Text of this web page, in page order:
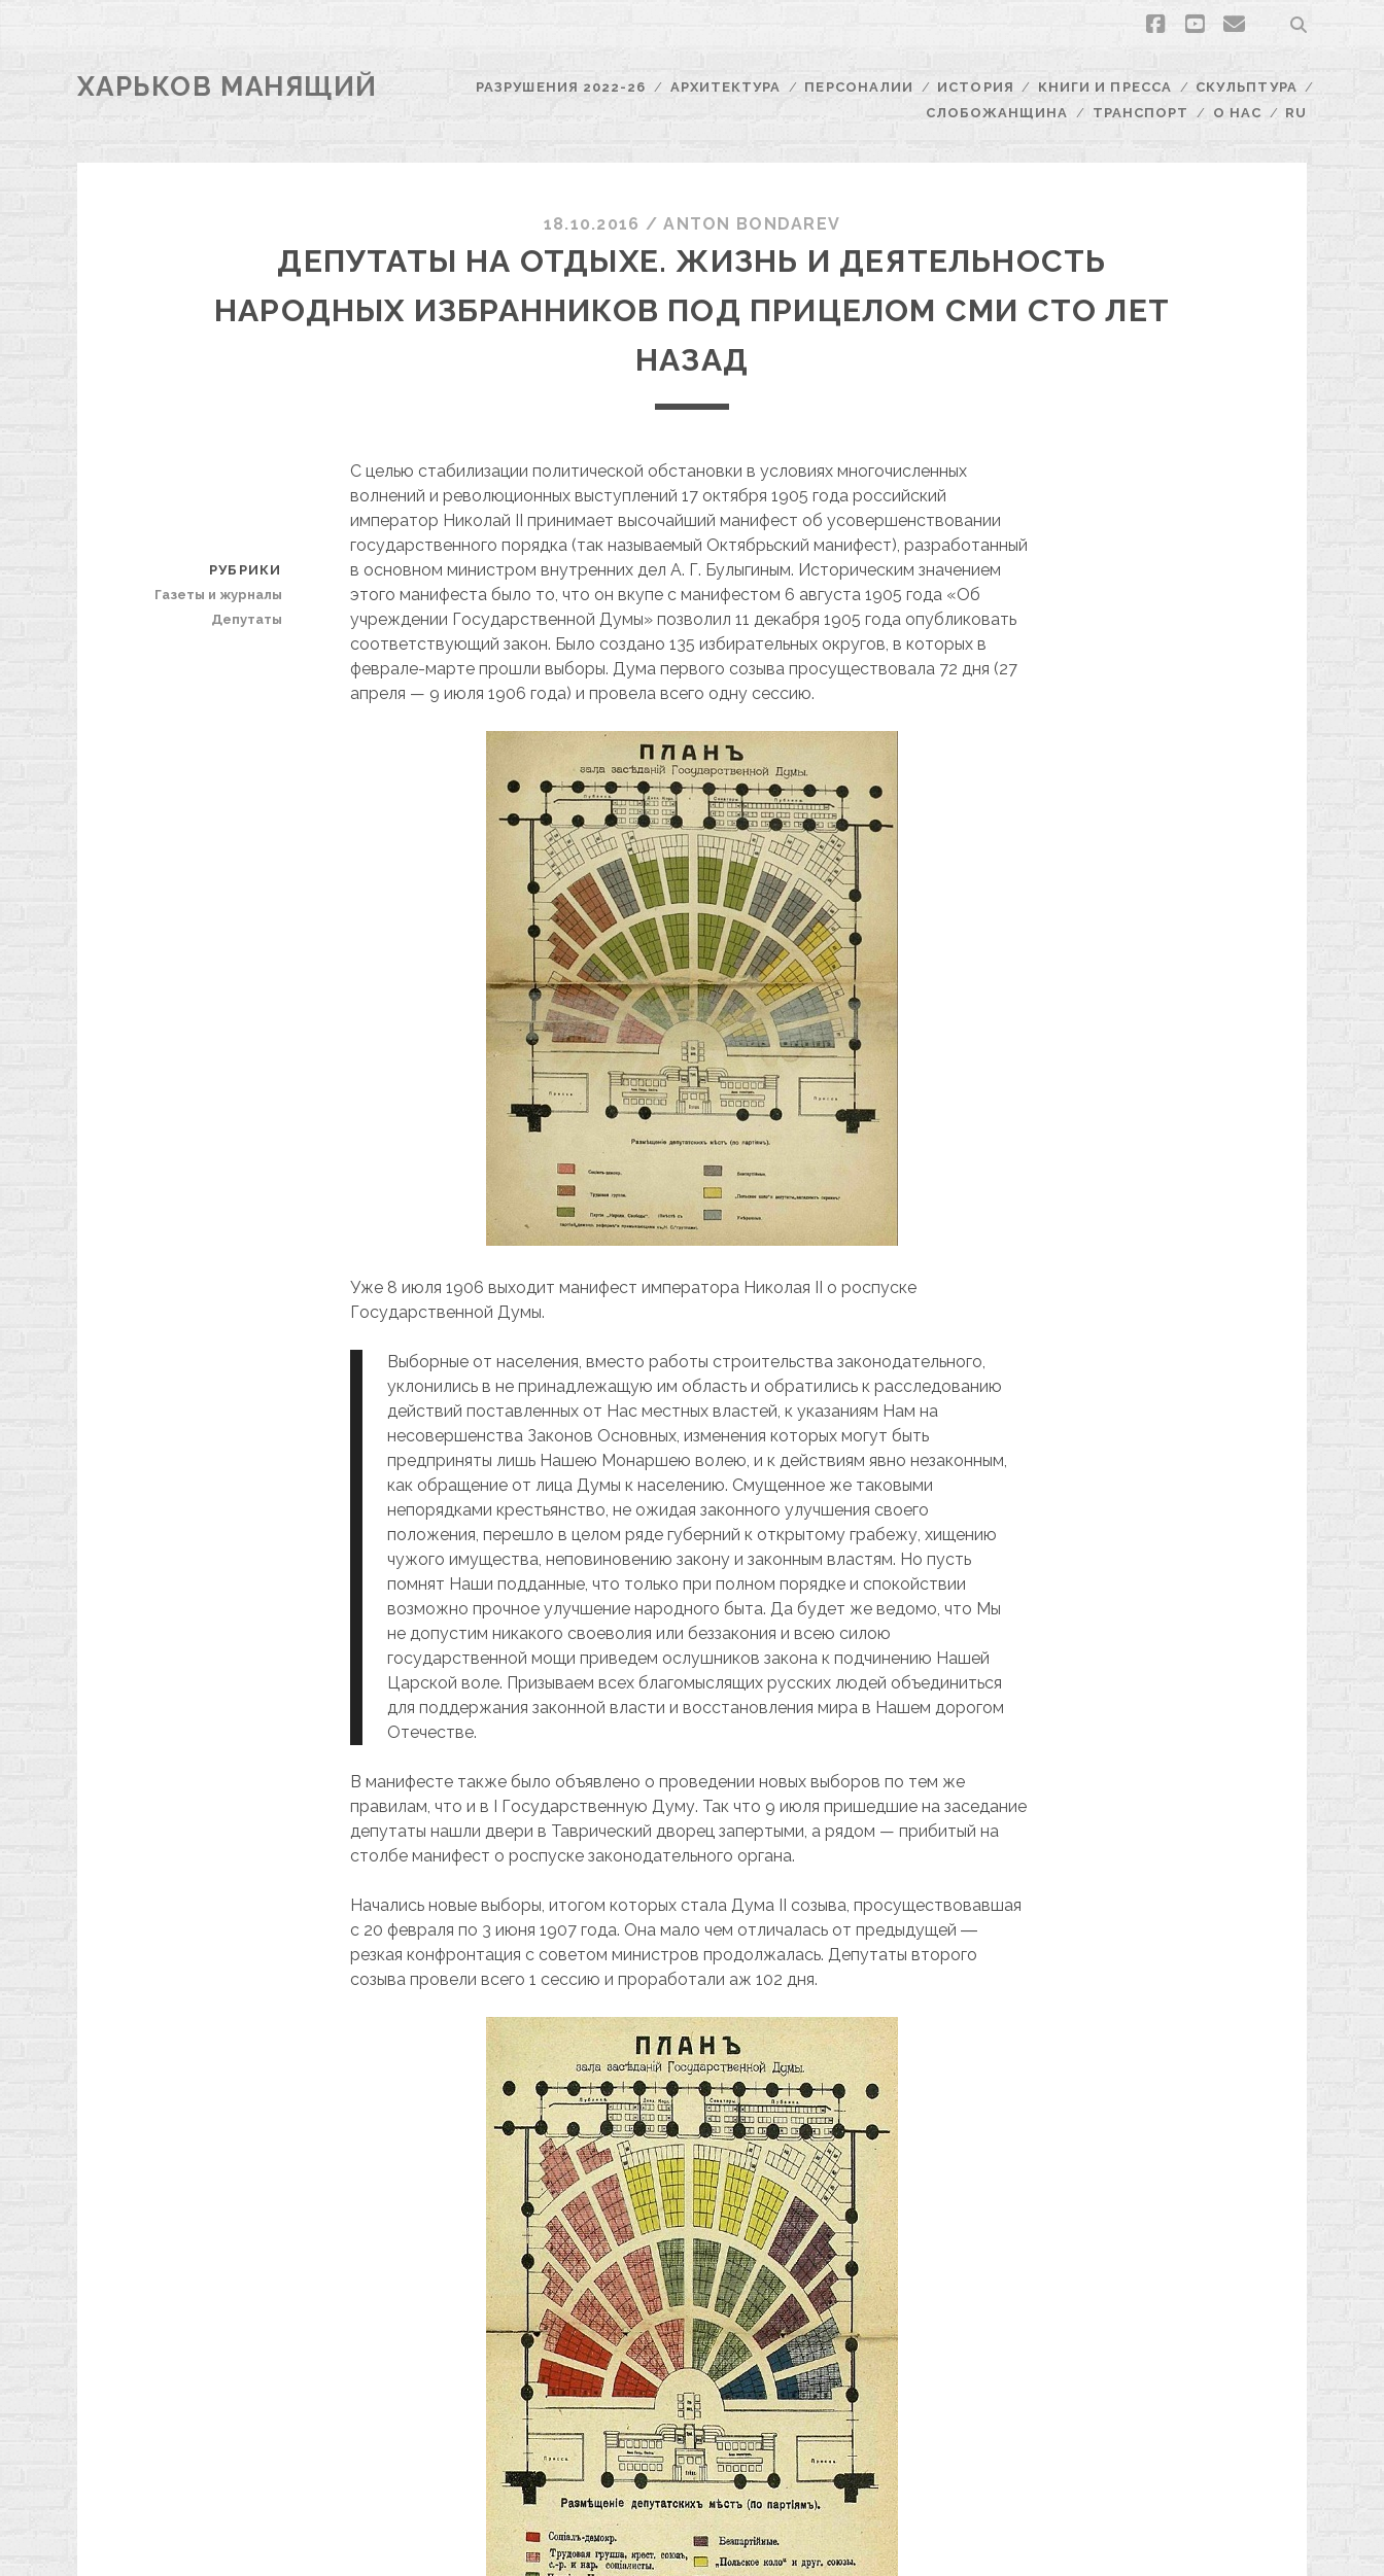
facebook
youtubeemail
ХАРЬКОВ МАНЯЩИЙ РАЗРУШЕНИЯ 2022-26 АРХИТЕКТУРА ПЕРСОНАЛИИ ИСТОРИЯ КНИГИ И ПРЕССА
СКУЛЬПТУРА
СЛОБОЖАНЩИНА
ТРАНСПОРТ О НАС RU
18.10.2016 /ANTON BONDAREV
ДЕПУТАТЫ НА ОТДЫХЕ. ЖИЗНЬ И ДЕЯТЕЛЬНОСТЬ
НАРОДНЫХ ИЗБРАННИКОВ ПОД ПРИЦЕЛОМ СМИ СТО ЛЕТ
НАЗАД
С целью стабилизации политической обстановки в условиях многочисленных
волнений и революционных выступлений 17 октября 1905 года российский
император Николай II принимает высочайший манифест об усовершенствовании
государственного порядка (так называемый Октябрьский манифест), разработанный
в основном министром внутренних дел А. Г. Булыгиным. Историческим значением
этого манифеста было то, что он вкупе с манифестом 6 августа 1905 года «Об
учреждении Государственной Думы» позволил 11 декабря 1905 года опубликовать
соответствующий закон. Было создано 135 избирательных округов, в которых в
феврале-марте прошли выборы. Дума первого созыва просуществовала 72 дня (27
апреля — 9 июля 1906 года) и провела всего одну сессию.
Уже 8 июля 1906 выходит манифест императора Николая II о роспуске
Государственной Думы.
Выборные от населения, вместо работы строительства законодательного,
уклонились в не принадлежащую им область и обратились к расследованию
действий поставленных от Нас местных властей, к указаниям Нам на
несовершенства Законов Основных, изменения которых могут быть
предприняты лишь Нашею Монаршею волею, и к действиям явно незаконным,
как обращение от лица Думы к населению. Смущенное же таковыми
непорядками крестьянство, не ожидая законного улучшения своего
положения, перешло в целом ряде губерний к открытому грабежу, хищению
чужого имущества, неповиновению закону и законным властям. Но пусть
помнят Наши подданные, что только при полном порядке и спокойствии
возможно прочное улучшение народного быта. Да будет же ведомо, что Мы
не допустим никакого своеволия или беззакония и всею силою
государственной мощи приведем ослушников закона к подчинению Нашей
Царской воле. Призываем всех благомыслящих русских людей объединиться
для поддержания законной власти и восстановления мира в Нашем дорогом
Отечестве.
В манифесте также было объявлено о проведении новых выборов по тем же
правилам, что и в I Государственную Думу. Так что 9 июля пришедшие на заседание
депутаты нашли двери в Таврический дворец запертыми, а рядом — прибитый на
столбе манифест о роспуске законодательного органа.
Начались новые выборы, итогом которых стала Дума II созыва, просуществовавшая
с 20 февраля по 3 июня 1907 года. Она мало чем отличалась от предыдущей ―
резкая конфронтация с советом министров продолжалась. Депутаты второго
созыва провели всего 1 сессию и проработали аж 102 дня.
РУБРИКИ
Газеты и журналы
Депутаты